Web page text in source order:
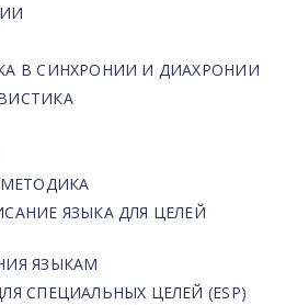
В СИНХРОНИИ И ДИАХРОНИИ
ЯЗЫКА ДЛЯ ЦЕЛЕЙ
ЯЗЫКАМ
СПЕЦИАЛЬНЫХ ЦЕЛЕЙ (ESP)